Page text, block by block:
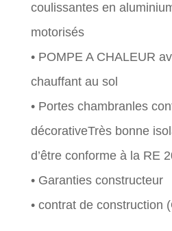
coulissantes en
motorisés
• POMPE A CHALEUR
chauffant au sol
• Portes chambranles
décorativeTrès bonne
d’être conforme à la RE
• Garanties constructeur
• contrat de construction